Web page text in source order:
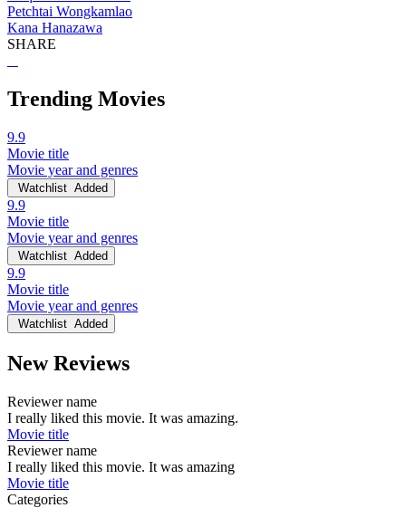
Petchtai Wongkamlao
Kana Hanazawa
SHARE
Trending Movies
9.9
Movie title
Movie year and genres
Watchlist Added
9.9
Movie title
Movie year and genres
Watchlist Added
9.9
Movie title
Movie year and genres
Watchlist Added
New Reviews
Reviewer name
I really liked this movie. It was amazing.
Movie title
Reviewer name
I really liked this movie. It was amazing
Movie title
Categories